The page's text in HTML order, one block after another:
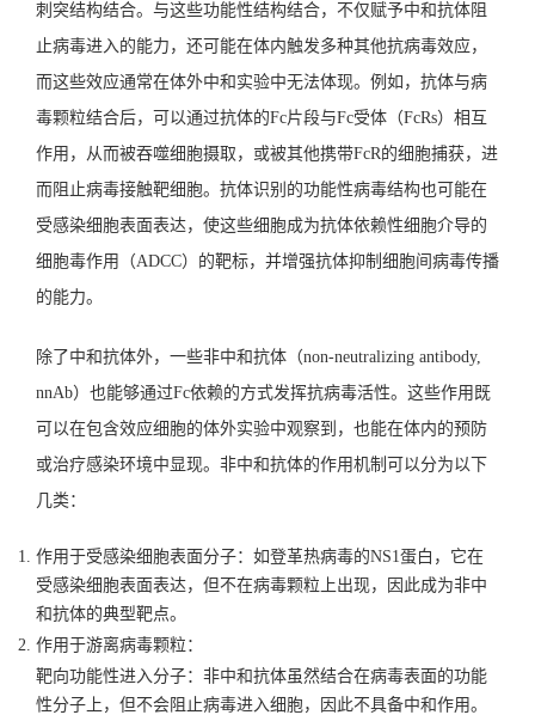
刺突结构结合。与这些功能性结构结合，不仅赋予中和抗体阻
止病毒进入的能力，还可能在体内触发多种其他抗病毒效应，
而这些效应通常在体外中和实验中无法体现。例如，抗体与病
毒颗粒结合后，可以通过抗体的Fc片段与Fc受体（FcRs）相互
作用，从而被吞噬细胞摄取，或被其他携带FcR的细胞捕获，进
而阻止病毒接触靶细胞。抗体识别的功能性病毒结构也可能在
受感染细胞表面表达，使这些细胞成为抗体依赖性细胞介导的
细胞毒作用（ADCC）的靶标，并增强抗体抑制细胞间病毒传播
的能力。
除了中和抗体外，一些非中和抗体（non-neutralizing antibody,
nnAb）也能够通过Fc依赖的方式发挥抗病毒活性。这些作用既
可以在包含效应细胞的体外实验中观察到，也能在体内的预防
或治疗感染环境中显现。非中和抗体的作用机制可以分为以下
几类：
作用于受感染细胞表面分子：如登革热病毒的NS1蛋白，它在
受感染细胞表面表达，但不在病毒颗粒上出现，因此成为非中
和抗体的典型靶点。
作用于游离病毒颗粒：
靶向功能性进入分子：非中和抗体虽然结合在病毒表面的功能
性分子上，但不会阻止病毒进入细胞，因此不具备中和作用。